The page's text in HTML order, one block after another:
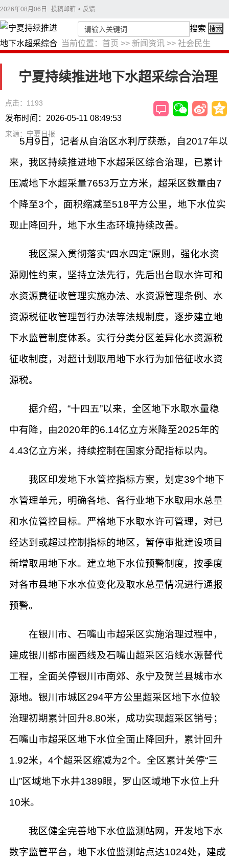
2026年08月06日 投稿邮箱 • 反馈
当前位置： 首页 >> 新闻资讯 >> 社会民生
搜索 搜索
宁夏持续推进地下水超采综合治理
点击：1193
发布时间：2026-05-11 08:49:53
来源：宁夏日报
5月9日，记者从自治区水利厅获悉，自2017年以
来，我区持续推进地下水超采区综合治理，已累计
压减地下水超采量7653万立方米，超采区数量由7
个降至3个，面积缩减至518平方公里，地下水位实
现止降回升，地下水生态环境持续改善。
我区深入贯彻落实“四水四定”原则，强化水资
源刚性约束，坚持立法先行，先后出台取水许可和
水资源费征收管理实施办法、水资源管理条例、水
资源税征收管理暂行办法等法规制度，逐步建立地
下水监管制度体系。实行分类分区差异化水资源税
征收制度，对超计划取用地下水行为加倍征收水资
源税。
据介绍，“十四五”以来，全区地下水取水量稳
中有降，由2020年的6.14亿立方米降至2025年的
4.43亿立方米，持续控制在国家分配指标以内。
我区印发地下水管控指标方案，划定39个地下
水管理单元，明确各地、各行业地下水取用水总量
和水位管控目标。严格地下水取水许可管理，对已
经达到或超过控制指标的地区，暂停审批建设项目
新增取用地下水。建立地下水位预警制度，按季度
对各市县地下水水位变化及取水总量情况进行通报
预警。
在银川市、石嘴山市超采区实施治理过程中，
建成银川都市圈西线及石嘴山超采区沿线水源替代
工程，全面关停银川市南郊、永宁及贺兰县城市水
源地。银川市城区294平方公里超采区地下水位较
治理初期累计回升8.80米，成功实现超采区销号；
石嘴山市超采区地下水位全面止降回升，累计回升
1.92米，4个超采区缩减为2个。全区累计关停“三
山”区域地下水井1389眼，罗山区域地下水位上升
10米。
我区健全完善地下水位监测站网，开发地下水
数字监管平台，地下水位监测站点达1024处，建成